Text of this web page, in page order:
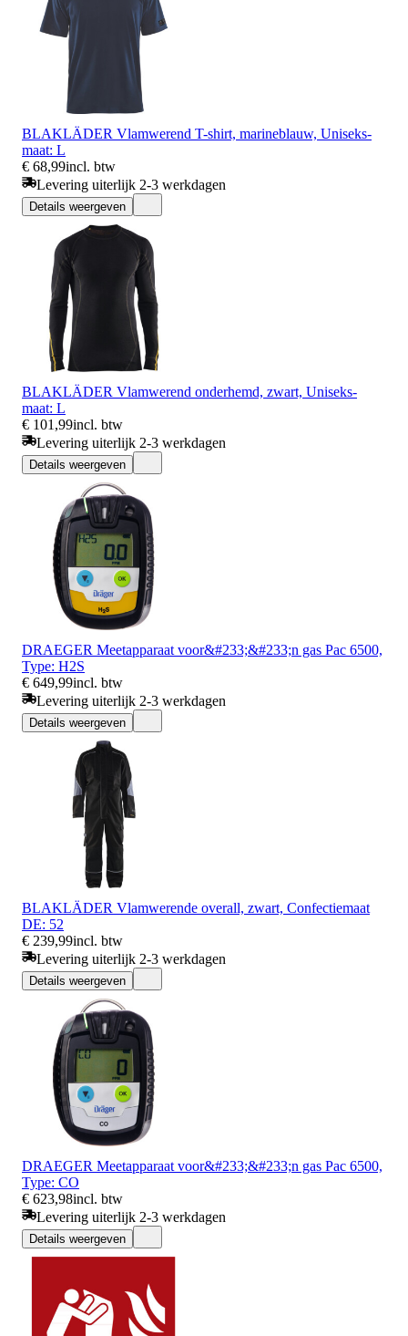
BLAKLÄDER Vlamwerend T-shirt, marineblauw, Uniseks-
maat: L
€ 68,99incl. btw
Levering uiterlijk 2-3 werkdagen
Details weergeven
BLAKLÄDER Vlamwerend onderhemd, zwart, Uniseks-
maat: L
€ 101,99incl. btw
Levering uiterlijk 2-3 werkdagen
Details weergeven
DRAEGER Meetapparaat voor&#233;&#233;n gas Pac 6500,
Type: H2S
€ 649,99incl. btw
Levering uiterlijk 2-3 werkdagen
Details weergeven
BLAKLÄDER Vlamwerende overall, zwart, Confectiemaat
DE: 52
€ 239,99incl. btw
Levering uiterlijk 2-3 werkdagen
Details weergeven
DRAEGER Meetapparaat voor&#233;&#233;n gas Pac 6500,
Type: CO
€ 623,98incl. btw
Levering uiterlijk 2-3 werkdagen
Details weergeven